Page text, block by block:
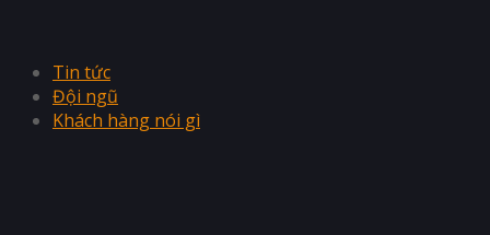
Tin tức
Đội ngũ
Khách hàng nói gì